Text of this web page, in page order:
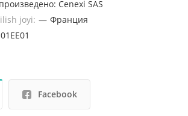
Cenexi SAS
joyi: — Франция
Facebook